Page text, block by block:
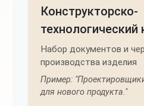
Конструкторско-
технологический
Набор документов и
производства изделия
Пример:
для нового продукта."